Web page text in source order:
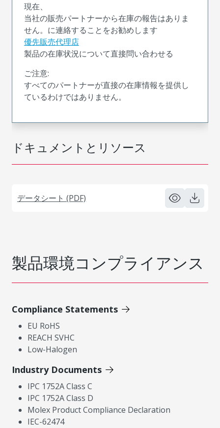
ドキュメントとリソース
データシート (PDF)
現在、
当社の販売パートナーから在庫の報告はありま
せん。に連絡することをお勧めします
優先販売代理店
製品の在庫状況について直接問い合わせる
ご注意:
すべてのパートナーが直接の在庫情報を提供し
ているわけではありません。
製品環境コンプライアンス
Compliance Statements
EU RoHS
REACH SVHC
Low-Halogen
Industry Documents
IPC 1752A Class C
IPC 1752A Class D
Molex Product Compliance Declaration
IEC-62474